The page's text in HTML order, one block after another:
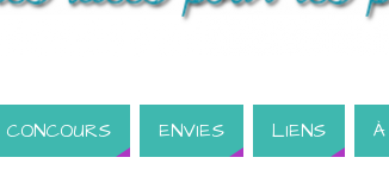
CONCOURS ENVIES LIENS